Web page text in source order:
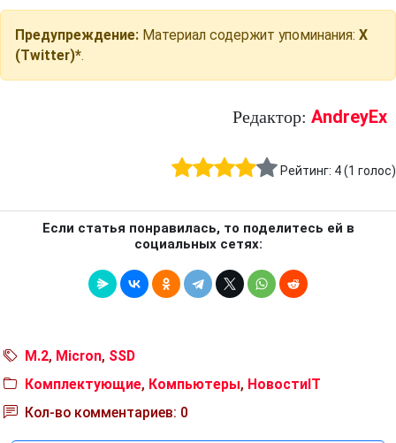
Предупреждение: Материал содержит упоминания: X
(Twitter)*.
Редактор: AndreyEx
Рейтинг: 4(1 голос)
Если статья понравилась, то поделитесь ей в
социальных сетях:
M.2, Micron, SSD
Комплектующие, Компьютеры, НовостиIT
Кол-во комментариев: 0